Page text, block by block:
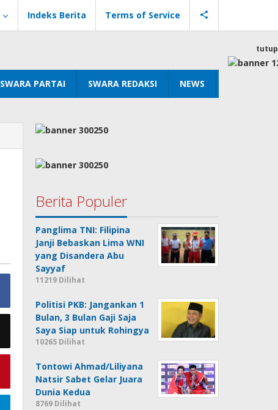
Indeks Berita Terms of Service
SWARA PARTAI SWARA REDAKSI NEWS
tutup
Berita Populer
Panglima TNI: Filipina
Janji Bebaskan Lima WNI
yang Disandera Abu
Sayyaf
11219 Dilihat
Politisi PKB: Jangankan 1
Bulan, 3 Bulan Gaji Saja
Saya Siap untuk Rohingya
10265 Dilihat
Tontowi Ahmad/Liliyana
Natsir Sabet Gelar Juara
Dunia Kedua
8769 Dilihat